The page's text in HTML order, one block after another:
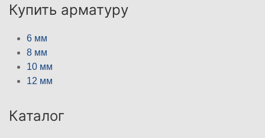
Купить арматуру
6 мм
8 мм
10 мм
12 мм
Каталог